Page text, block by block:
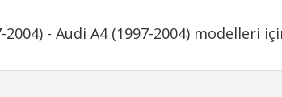
- Audi A4 (1997-2004) modelleri